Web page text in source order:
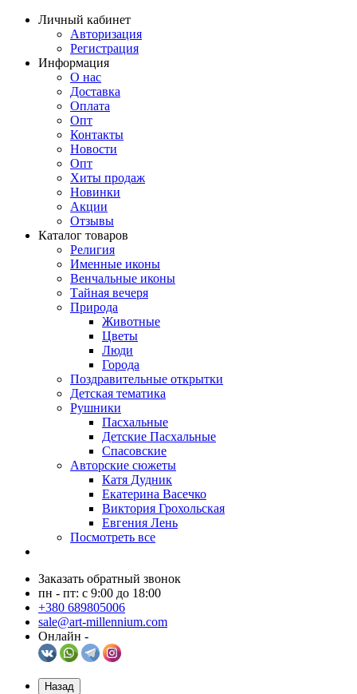
Личный кабинет
Авторизация
Регистрация
Информация
О нас
Доставка
Оплата
Опт
Контакты
Новости
Опт
Хиты продаж
Новинки
Акции
Отзывы
Каталог товаров
Религия
Именные иконы
Венчальные иконы
Тайная вечеря
Природа
Животные
Цветы
Люди
Города
Поздравительные открытки
Детская тематика
Рушники
Пасхальные
Детские Пасхальные
Спасовские
Авторские сюжеты
Катя Дудник
Екатерина Васечко
Виктория Грохольская
Евгения Лень
Посмотреть все
Заказать обратный звонок
пн - пт: с 9:00 до 18:00
+380 689805006
sale@art-millennium.com
Онлайн -
Назад